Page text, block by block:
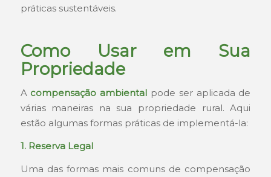
práticas sustentáveis.
Como Usar em Sua
Propriedade
A compensação ambiental pode ser aplicada de
várias maneiras na sua propriedade rural. Aqui
estão algumas formas práticas de implementá-la:
1. Reserva Legal
Uma das formas mais comuns de compensação